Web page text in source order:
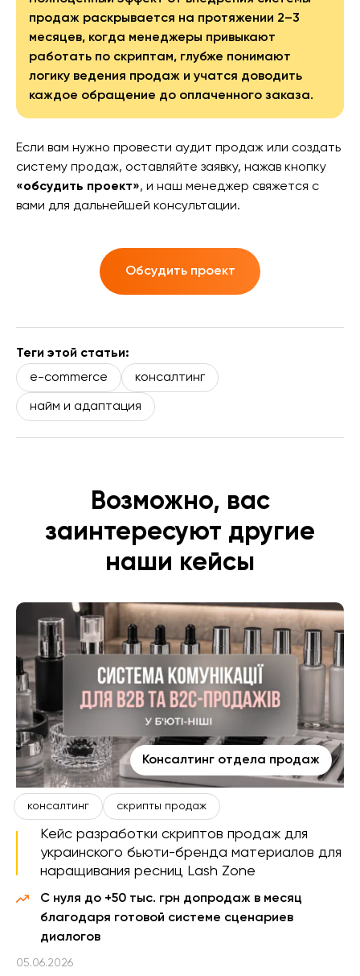
продаж раскрывается на протяжении 2–3
месяцев, когда менеджеры привыкают
работать по скриптам, глубже понимают
логику ведения продаж и учатся доводить
каждое обращение до оплаченного заказа.
Если вам нужно провести аудит продаж или создать
систему продаж, оставляйте заявку, нажав кнопку
«обсудить проект», и наш менеджер свяжется с
вами для дальнейшей консультации.
Обсудить проект
Теги этой статьи:
e-commerce
консалтинг
найм и адаптация
Возможно, вас
заинтересуют другие
наши кейсы
Консалтинг отдела продаж
консалтинг скрипты продаж
Кейс разработки скриптов продаж для
украинского бьюти-бренда материалов для
наращивания ресниц Lash Zone
С нуля до +50 тыс. грн допродаж в месяц
благодаря готовой системе сценариев
диалогов
05.06.2026